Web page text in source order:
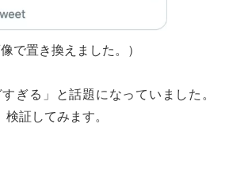
で置き換えました。）
ぎる」と話題になっていました。
証してみます。